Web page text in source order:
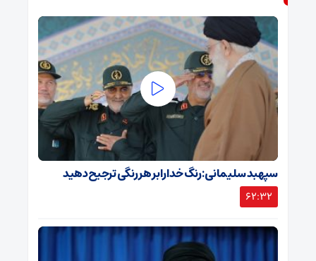
سپهبد سلیمانی: رنگ خدا را بر هر رنگی ترجیح دهید
62:32